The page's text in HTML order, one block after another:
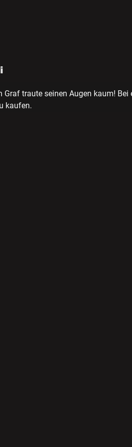
Graf traute seinen Augen kaum!
kaufen.